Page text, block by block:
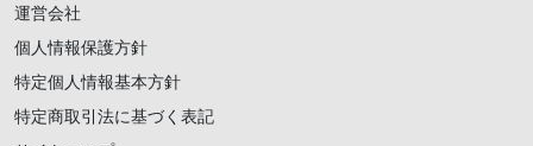
運営会社
個人情報保護方針
特定個人情報基本方針
特定商取引法に基づく表記